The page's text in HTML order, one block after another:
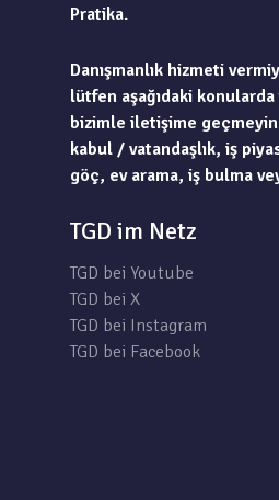
Pratika.
Danışmanlık hizmeti
lütfen aşağıdaki
bizimle iletişime
kabul / vatandaşlık, iş
göç, ev arama, iş bulma
TGD im Netz
TGD bei Youtube
TGD bei X
TGD bei Instagram
TGD bei Facebook